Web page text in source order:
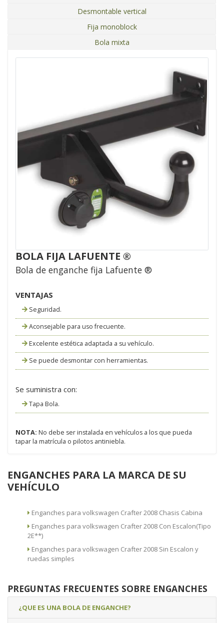
Desmontable vertical
Fija monoblock
Bola mixta
BOLA FIJA LAFUENTE ®
Bola de enganche fija Lafuente ®
VENTAJAS
Seguridad.
Aconsejable para uso frecuente.
Excelente estética adaptada a su vehículo.
Se puede desmontar con herramientas.
Se suministra con:
Tapa Bola.
NOTA: No debe ser instalada en vehículos a los que pueda
tapar la matrícula o pilotos antiniebla.
ENGANCHES PARA LA MARCA DE SU
VEHÍCULO
Enganches para volkswagen Crafter 2008 Chasis Cabina
Enganches para volkswagen Crafter 2008 Con Escalon(Tipo
2E**)
Enganches para volkswagen Crafter 2008 Sin Escalon y
ruedas simples
PREGUNTAS FRECUENTES SOBRE ENGANCHES
¿QUE ES UNA BOLA DE ENGANCHE?